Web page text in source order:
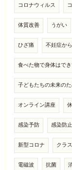
コロナウィルス
体質改善 うがい
ひざ痛 不妊症か
食べた物で身体はで
子どもたちの未来の
オンライン講座
感染予防 感染防止
新型コロナ クラ
電磁波 抗菌